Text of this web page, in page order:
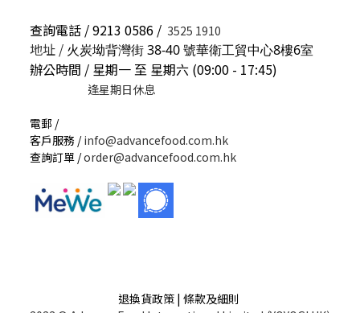
查詢電話 / 9213 0586 / 3525 1910
地址 / 火炭坳背灣街 38-40 號華衛工貿中心8樓6室
辦公時間 / 星期一 至 星期六 (09:00 - 17:45)
逢星期日休息
電郵 /
客戶服務 /info@advancefood.com.hk
查詢訂單 /order@advancefood.com.hk
退換貨政策 | 條款及細則